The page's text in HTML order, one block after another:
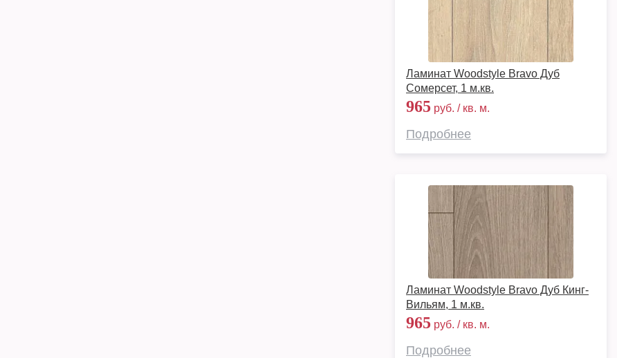
Ламинат Woodstyle Bravo Дуб
Сомерсет, 1 м.кв.
965 руб. / кв. м.
Подробнее
Ламинат Woodstyle Bravo Дуб Кинг-
Вильям, 1 м.кв.
965 руб. / кв. м.
Подробнее